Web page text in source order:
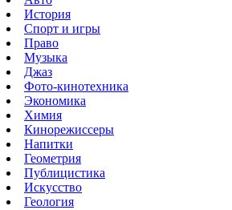
История
Спорт и игры
Право
Музыка
Джаз
Фото-кинотехника
Экономика
Химия
Кинорежиссеры
Напитки
Геометрия
Публицистика
Искусство
Геология